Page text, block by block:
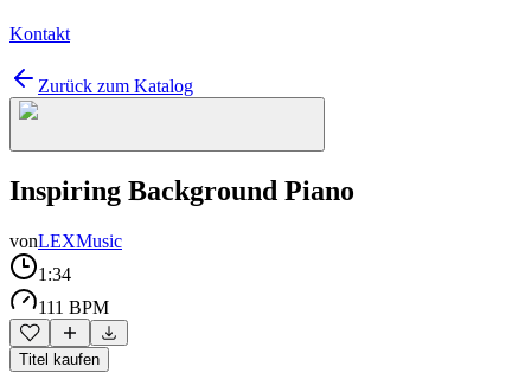
Kontakt
Zurück zum Katalog
Inspiring Background Piano
vonLEXMusic
1:34
111 BPM
Titel kaufen